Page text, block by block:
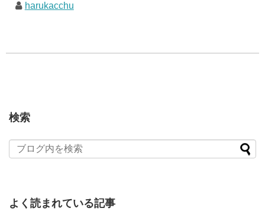
harukacchu
検索
よく読まれている記事